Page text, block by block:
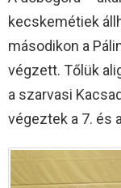
kecskemétiek
másodikon a
végzett. Tőlük
a szarvasi
végeztek a 7. és